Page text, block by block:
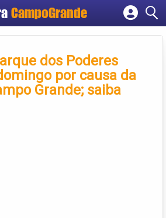
CampoGrande
Cadastrar empresa
Criar conta
dos Poderes
por causa da
Grande; saiba